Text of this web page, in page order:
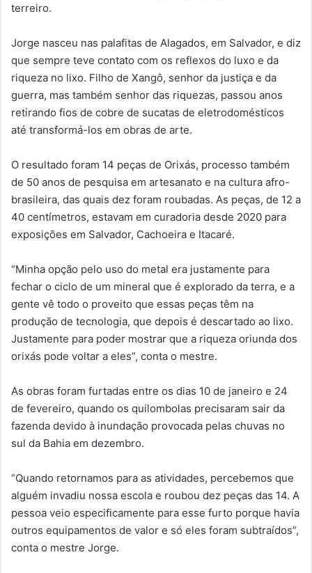
terreiro.
Jorge nasceu nas palafitas de Alagados, em Salvador, e diz
que sempre teve contato com os reflexos do luxo e da
riqueza no lixo. Filho de Xangô, senhor da justiça e da
guerra, mas também senhor das riquezas, passou anos
retirando fios de cobre de sucatas de eletrodomésticos
até transformá-los em obras de arte.
O resultado foram 14 peças de Orixás, processo também
de 50 anos de pesquisa em artesanato e na cultura afro-
brasileira, das quais dez foram roubadas. As peças, de 12 a
40 centímetros, estavam em curadoria desde 2020 para
exposições em Salvador, Cachoeira e Itacaré.
“Minha opção pelo uso do metal era justamente para
fechar o ciclo de um mineral que é explorado da terra, e a
gente vê todo o proveito que essas peças têm na
produção de tecnologia, que depois é descartado ao lixo.
Justamente para poder mostrar que a riqueza oriunda dos
orixás pode voltar a eles”, conta o mestre.
As obras foram furtadas entre os dias 10 de janeiro e 24
de fevereiro, quando os quilombolas precisaram sair da
fazenda devido à inundação provocada pelas chuvas no
sul da Bahia em dezembro.
“Quando retornamos para as atividades, percebemos que
alguém invadiu nossa escola e roubou dez peças das 14. A
pessoa veio especificamente para esse furto porque havia
outros equipamentos de valor e só eles foram subtraídos”,
conta o mestre Jorge.